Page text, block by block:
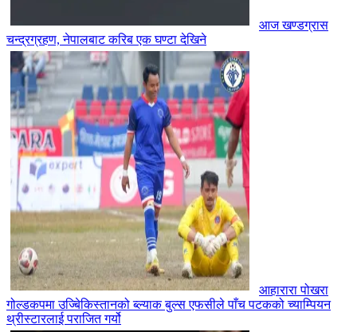
आज खण्डग्रास
चन्द्रग्रहण, नेपालबाट करिब एक घण्टा देखिने
आहारारा पोखरा
गोल्डकपमा उज्बेिकिस्तानको ब्ल्याक बुल्स एफसीले पाँच पटकको च्याम्पियन
थ्रीस्टारलाई पराजित गर्यो